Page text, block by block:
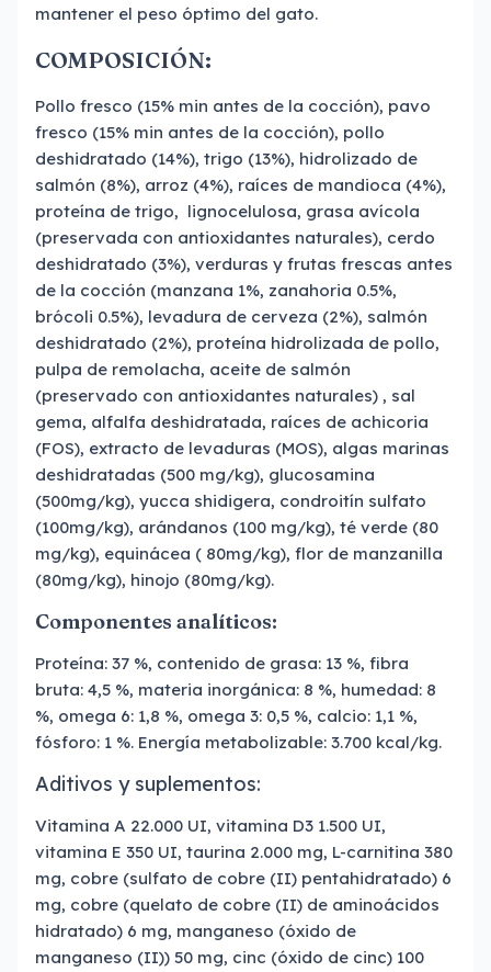
mantener el peso óptimo del gato.
COMPOSICIÓN:
Pollo fresco (15% min antes de la cocción), pavo
fresco (15% min antes de la cocción), pollo
deshidratado (14%), trigo (13%), hidrolizado de
salmón (8%), arroz (4%), raíces de mandioca (4%),
proteína de trigo, lignocelulosa, grasa avícola
(preservada con antioxidantes naturales), cerdo
deshidratado (3%), verduras y frutas frescas antes
de la cocción (manzana 1%, zanahoria 0.5%,
brócoli 0.5%), levadura de cerveza (2%), salmón
deshidratado (2%), proteína hidrolizada de pollo,
pulpa de remolacha, aceite de salmón
(preservado con antioxidantes naturales) , sal
gema, alfalfa deshidratada, raíces de achicoria
(FOS), extracto de levaduras (MOS), algas marinas
deshidratadas (500 mg/kg), glucosamina
(500mg/kg), yucca shidigera, condroitín sulfato
(100mg/kg), arándanos (100 mg/kg), té verde (80
mg/kg), equinácea ( 80mg/kg), flor de manzanilla
(80mg/kg), hinojo (80mg/kg).
Componentes analíticos:
Proteína: 37 %, contenido de grasa: 13 %, fibra
bruta: 4,5 %, materia inorgánica: 8 %, humedad: 8
%, omega 6: 1,8 %, omega 3: 0,5 %, calcio: 1,1 %,
fósforo: 1 %. Energía metabolizable: 3.700 kcal/kg.
Aditivos y suplementos:
Vitamina A 22.000 UI, vitamina D3 1.500 UI,
vitamina E 350 UI, taurina 2.000 mg, L-carnitina 380
mg, cobre (sulfato de cobre (II) pentahidratado) 6
mg, cobre (quelato de cobre (II) de aminoácidos
hidratado) 6 mg, manganeso (óxido de
manganeso (II)) 50 mg, cinc (óxido de cinc) 100